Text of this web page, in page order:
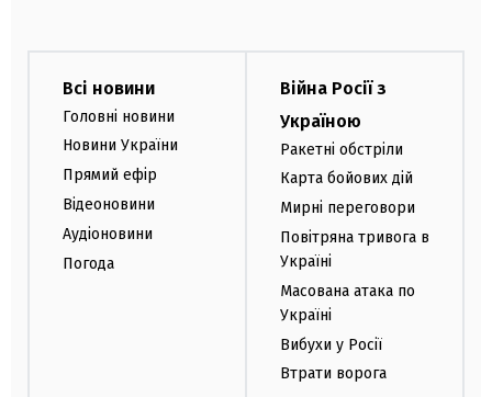
Всі новини
Головні новини
Новини України
Прямий ефір
Відеоновини
Аудіоновини
Погода
Війна Росії з
Україною
Ракетні обстріли
Карта бойових дій
Мирні переговори
Повітряна тривога в
Україні
Масована атака по
Україні
Вибухи у Росії
Втрати ворога